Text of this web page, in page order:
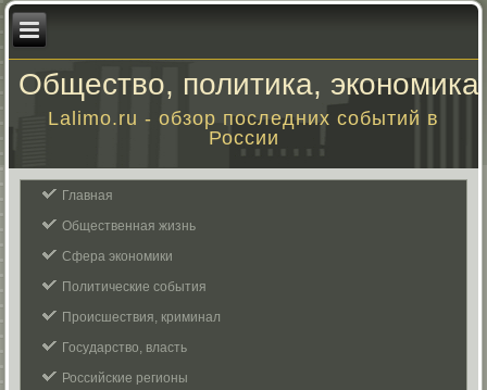
Общество, политика, экономика
Lalimo.ru - обзор последних событий в
России
Главная
Общественная жизнь
Сфера экономики
Политические события
Происшествия, криминал
Государство, власть
Российские регионы